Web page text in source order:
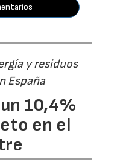
y residuos
España
10,4%
en el